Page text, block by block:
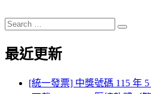
Search
for:
Search
最近更新
[統一發票] 中獎號碼 115 年 5